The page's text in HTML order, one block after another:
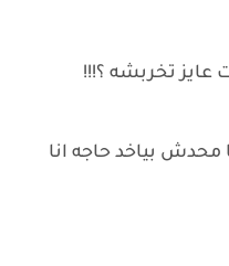
تخربشه ؟!!!
محدش بياخد حاجه انا